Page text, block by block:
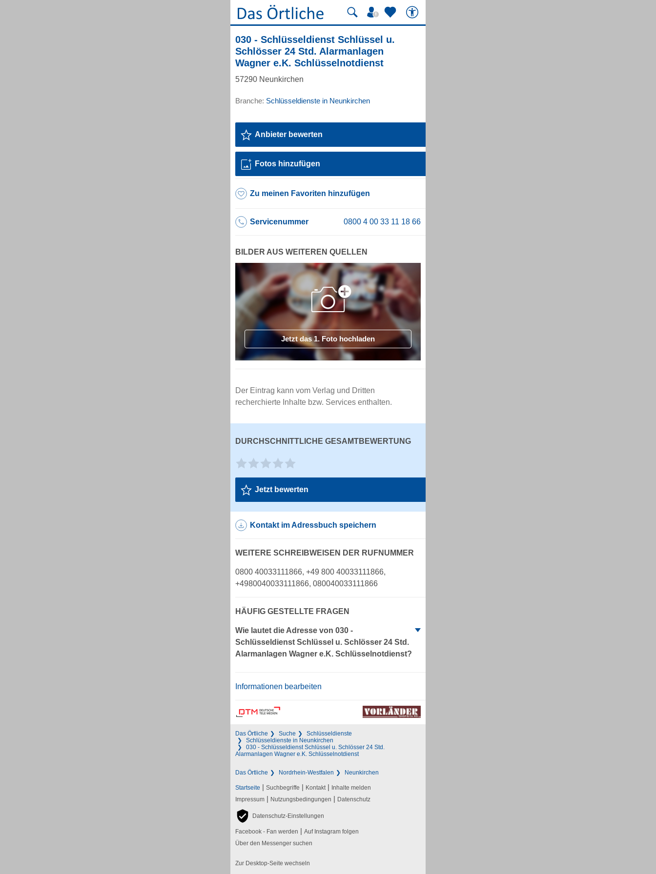
030 - Schlüsseldienst Schlüssel u.
Schlösser 24 Std. Alarmanlagen
Wagner e.K. Schlüsselnotdienst
57290 Neunkirchen
Branche: Schlüsseldienste in Neunkirchen
Anbieter bewerten
Fotos hinzufügen
Zu meinen Favoriten hinzufügen
Servicenummer
BILDER AUS WEITEREN QUELLEN
Jetzt das 1. Foto hochladen
Der Eintrag kann vom Verlag und Dritten
recherchierte Inhalte bzw. Services enthalten.
DURCHSCHNITTLICHE GESAMTBEWERTUNG
Jetzt bewerten
Kontakt im Adressbuch speichern
WEITERE SCHREIBWEISEN DER RUFNUMMER
0800 40033111866, +49 800 40033111866,
+4980040033111866, 080040033111866
HÄUFIG GESTELLTE FRAGEN
Wie lautet die Adresse von 030 -
Schlüsseldienst Schlüssel u. Schlösser 24 Std.
Alarmanlagen Wagner e.K. Schlüsselnotdienst?
Informationen bearbeiten
Das Örtliche Suche
Schlüsseldienste
Schlüsseldienste in Neunkirchen
030 - Schlüsseldienst Schlüssel u. Schlösser 24 Std.
Alarmanlagen Wagner e.K. Schlüsselnotdienst
Das Örtliche Nordrhein-Westfalen Neunkirchen
Startseite | Suchbegriffe | Kontakt | Inhalte melden
Impressum | Nutzungsbedingungen | Datenschutz
Datenschutz-Einstellungen
Facebook - Fan werden | Auf Instagram folgen
Über den Messenger suchen
Zur Desktop-Seite wechseln